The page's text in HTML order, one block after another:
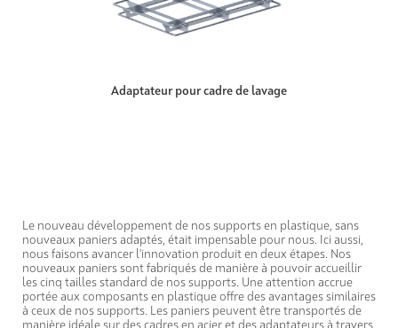
Adaptateur pour cadre de lavage
Le nouveau développement de nos supports en plastique, sans
nouveaux paniers adaptés, était impensable pour nous. Ici aussi,
nous faisons avancer l'innovation produit en deux étapes. Nos
nouveaux paniers sont fabriqués de manière à pouvoir accueillir
les cinq tailles standard de nos supports. Une attention accrue
portée aux composants en plastique offre des avantages similaires
à ceux de nos supports. Les paniers peuvent être transportés de
manière idéale sur des cadres en acier et des adaptateurs à travers